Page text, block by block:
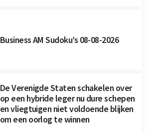
Business AM Sudoku’s 08-08-2026
De Verenigde Staten schakelen over
op een hybride leger nu dure schepen
en vliegtuigen niet voldoende blijken
om een oorlog te winnen